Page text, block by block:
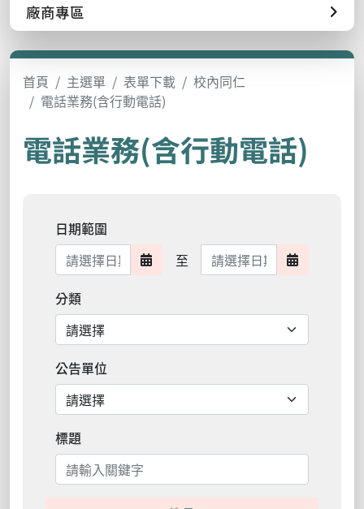
廠商專區
首頁 主選單 表單下載
校內同仁
電話業務(含行動電話)
電話業務(含行動電話)
日期範圍
日期範圍開始
至 日期範圍結束 日期範圍
分類
公告單位
標題